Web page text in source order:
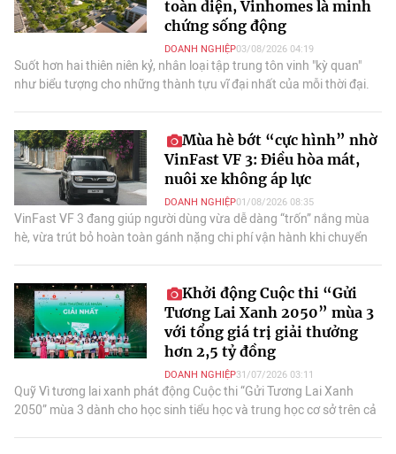
toàn diện, Vinhomes là minh
chứng sống động
DOANH NGHIỆP03/08/2026 04:19
Suốt hơn hai thiên niên kỷ, nhân loại tập trung tôn vinh "kỳ quan"
như biểu tượng cho những thành tựu vĩ đại nhất của mỗi thời đại.
Mùa hè bớt “cực hình” nhờ
VinFast VF 3: Điều hòa mát,
nuôi xe không áp lực
DOANH NGHIỆP01/08/2026 08:35
VinFast VF 3 đang giúp người dùng vừa dễ dàng “trốn” nắng mùa
hè, vừa trút bỏ hoàn toàn gánh nặng chi phí vận hành khi chuyển
Khởi động Cuộc thi “Gửi
Tương Lai Xanh 2050” mùa 3
với tổng giá trị giải thưởng
hơn 2,5 tỷ đồng
DOANH NGHIỆP31/07/2026 03:11
Quỹ Vì tương lai xanh phát động Cuộc thi “Gửi Tương Lai Xanh
2050” mùa 3 dành cho học sinh tiểu học và trung học cơ sở trên cả